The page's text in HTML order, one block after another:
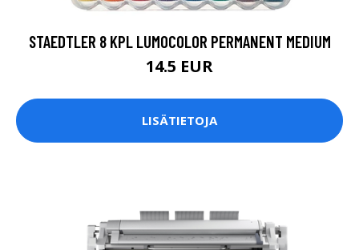
STAEDTLER 8 KPL LUMOCOLOR PERMANENT MEDIUM
14.5 EUR
LISÄTIETOJA